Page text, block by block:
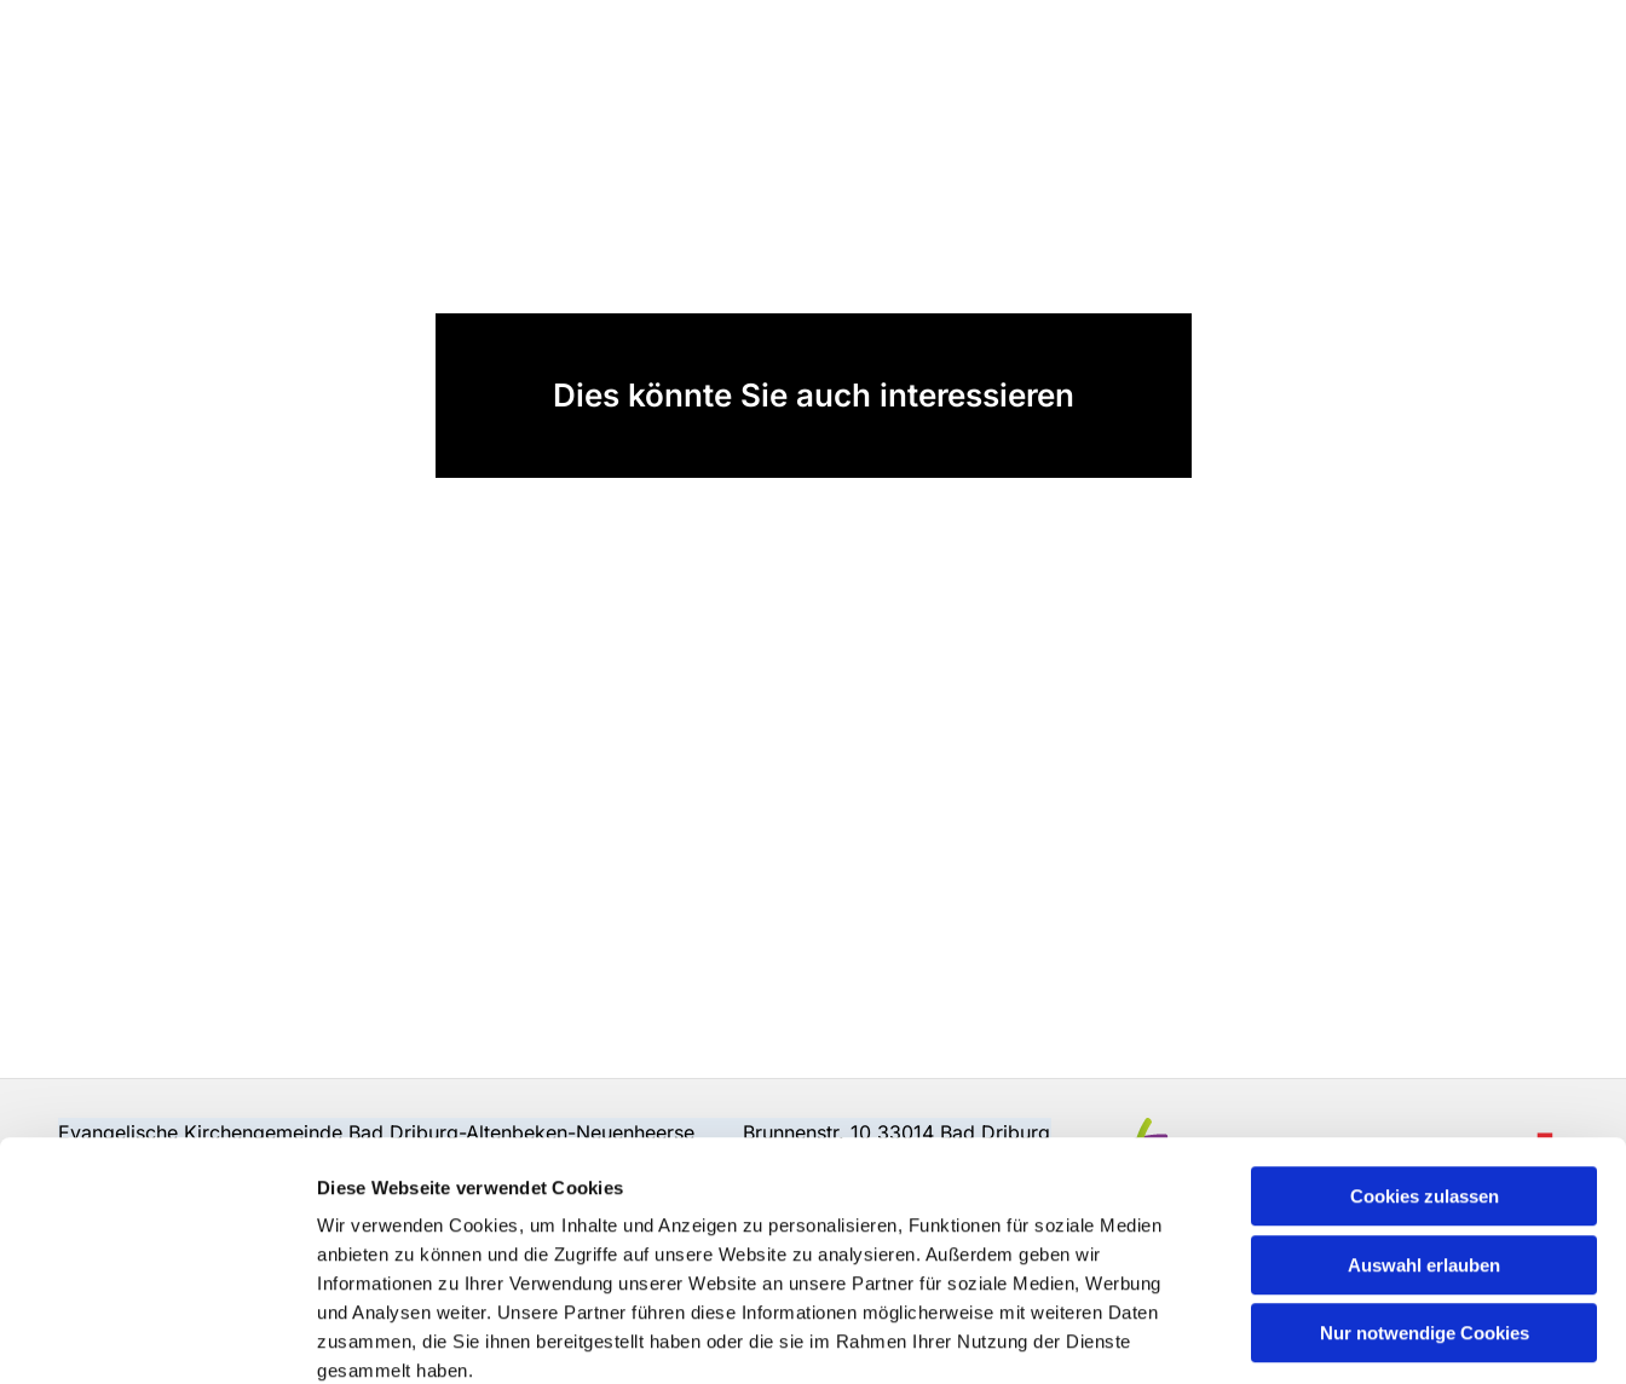
Diese Webseite verwendet Cookies
Wir verwenden Cookies, um Inhalte und Anzeigen zu personalisieren, Funktionen für soziale Medien
anbieten zu können und die Zugriffe auf unsere Website zu analysieren. Außerdem geben wir
Informationen zu Ihrer Verwendung unserer Website an unsere Partner für soziale Medien, Werbung
und Analysen weiter. Unsere Partner führen diese Informationen möglicherweise mit weiteren Daten
zusammen, die Sie ihnen bereitgestellt haben oder die sie im Rahmen Ihrer Nutzung der Dienste
gesammelt haben.
Cookies zulassen
Auswahl erlauben
Nur notwendige Cookies
Dies könnte Sie auch interessieren
Evangelische Kirchengemeinde Bad Driburg-Altenbeken-Neuenheerse Brunnenstr. 10 33014 Bad Driburg